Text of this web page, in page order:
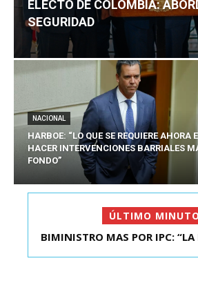
ELECTO DE COLOMBIA:
SEGURIDAD
NACIONAL
HARBOE: “LO QUE SE REQUIERE AHORA
HACER INTERVENCIONES BARRIALES
FONDO”
ÚLTIMO MINUTO
KAST SE REUNIÓ CON EL
BIMINISTRO MAS POR IPC: “LA